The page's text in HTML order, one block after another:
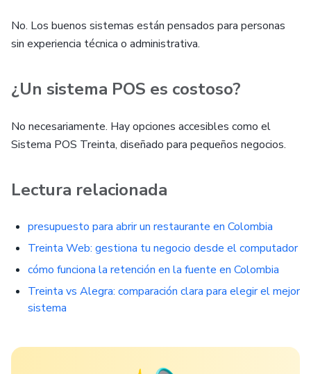
No. Los buenos sistemas están pensados para personas
sin experiencia técnica o administrativa.
¿Un sistema POS es costoso?
No necesariamente. Hay opciones accesibles como el
Sistema POS Treinta, diseñado para pequeños negocios.
Lectura relacionada
presupuesto para abrir un restaurante en Colombia
Treinta Web: gestiona tu negocio desde el computador
cómo funciona la retención en la fuente en Colombia
Treinta vs Alegra: comparación clara para elegir el mejor
sistema